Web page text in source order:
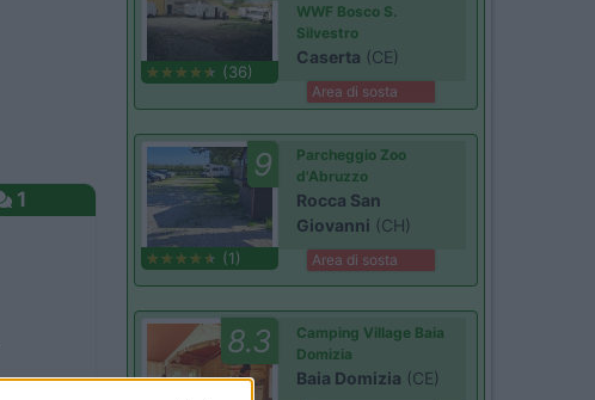
1
(36)
WWF Bosco S.
Silvestro
Caserta (CE)
Area di sosta
9
(1)
Parcheggio Zoo
d'Abruzzo
Rocca San
Giovanni (CH)
Area di sosta
8.3
Camping Village Baia
Domizia
Baia Domizia (CE)